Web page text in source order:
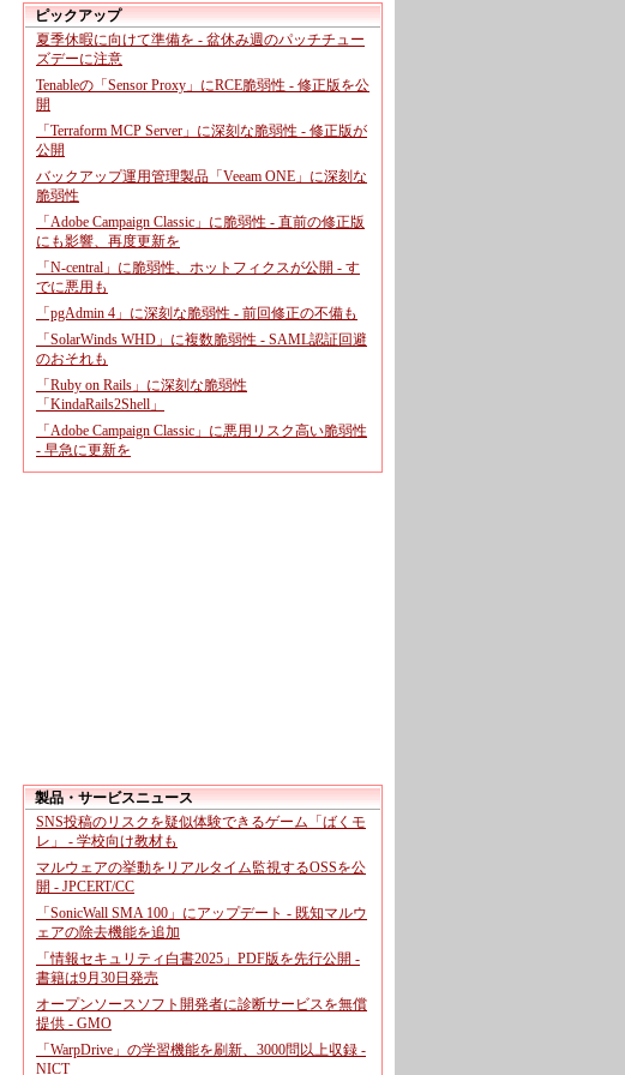
ピックアップ
夏季休暇に向けて準備を - 盆休み週のパッチチュー
ズデーに注意
Tenableの「Sensor Proxy」にRCE脆弱性 - 修正版を公
開
「Terraform MCP Server」に深刻な脆弱性 - 修正版が
公開
バックアップ運用管理製品「Veeam ONE」に深刻な
脆弱性
「Adobe Campaign Classic」に脆弱性 - 直前の修正版
にも影響、再度更新を
「N-central」に脆弱性、ホットフィクスが公開 - す
でに悪用も
「pgAdmin 4」に深刻な脆弱性 - 前回修正の不備も
「SolarWinds WHD」に複数脆弱性 - SAML認証回避
のおそれも
「Ruby on Rails」に深刻な脆弱性
「KindaRails2Shell」
「Adobe Campaign Classic」に悪用リスク高い脆弱性
- 早急に更新を
製品・サービスニュース
SNS投稿のリスクを疑似体験できるゲーム「ばくモ
レ」 - 学校向け教材も
マルウェアの挙動をリアルタイム監視するOSSを公
開 - JPCERT/CC
「SonicWall SMA 100」にアップデート - 既知マルウ
ェアの除去機能を追加
「情報セキュリティ白書2025」PDF版を先行公開 -
書籍は9月30日発売
オープンソースソフト開発者に診断サービスを無償
提供 - GMO
「WarpDrive」の学習機能を刷新、3000問以上収録 -
NICT